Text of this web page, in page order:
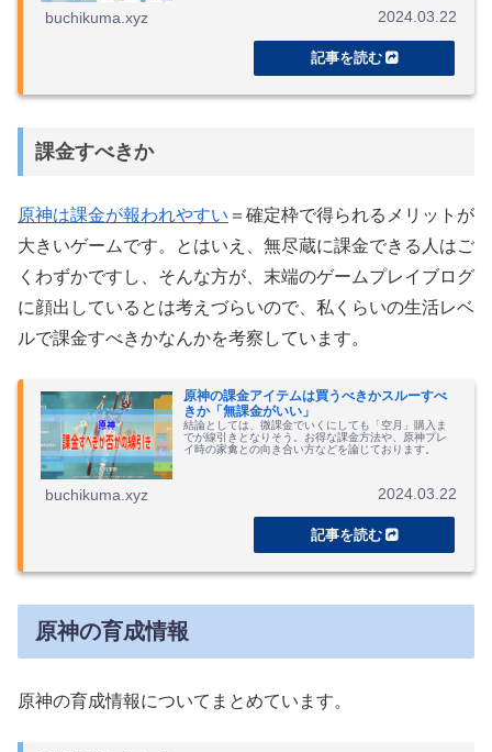
buchikuma.xyz 2024.03.22
課金すべきか
原神は課金が報われやすい ＝確定枠で得られるメリットが
大きいゲームです。とはいえ、無尽蔵に課金できる人はご
くわずかですし、そんな方が、末端のゲームプレイブログ
に顔出しているとは考えづらいので、私くらいの生活レベ
ルで課金すべきかなんかを考察しています。
原神の課金アイテムは買うべきかスルーすべ
きか「無課金がいい」
結論としては、微課金でいくにしても「空月」購入ま
でが線引きとなりそう。お得な課金方法や、原神プレ
イ時の家禽との向き合い方などを論じております。
buchikuma.xyz 2024.03.22
原神の育成情報
原神の育成情報についてまとめています。